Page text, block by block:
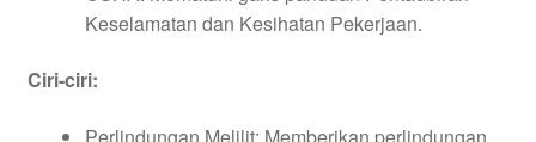
Keselamatan dan Kesihatan Pekerjaan.
Ciri-ciri: